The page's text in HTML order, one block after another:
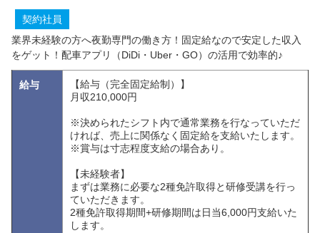
契約社員
業界未経験の方へ夜勤専門の働き方！固定給なので安定した収入
をゲット！配車アプリ（DiDi・Uber・GO）の活用で効率的♪
給与
【給与（完全固定給制）】
月収210,000円
※決められたシフト内で通常業務を行なっていただ
ければ、売上に関係なく固定給を支給いたします。
※賞与は寸志程度支給の場合あり。
【未経験者】
まずは業務に必要な2種免許取得と研修受講を行っ
ていただきます。
2種免許取得期間+研修期間は日当6,000円支給いた
します。